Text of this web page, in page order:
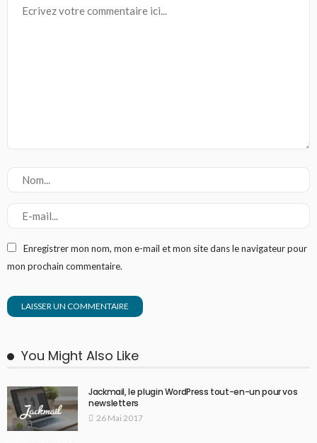
Enregistrer mon nom, mon e-mail et mon site dans le navigateur pour
mon prochain commentaire.
You Might Also Like
Jackmail, le plugin WordPress tout-en-un pour vos
newsletters
26 Mai 2017